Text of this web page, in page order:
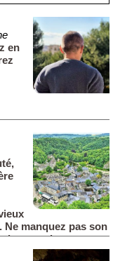
en
Ne manquez pas son
beaux arbres